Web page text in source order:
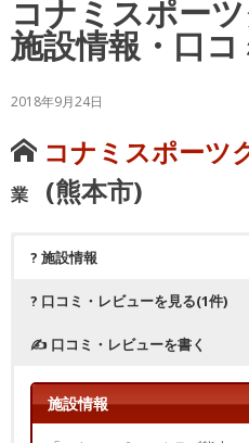
コナミスポー
施設情報・口
2018年9月24日
コナミスポーツ
業 (熊本市)
? 施設情報
? 口コミ・レビューを見る(1件)
✍ 口コミ・レビューを書く
施設情報